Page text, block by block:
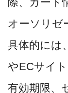
オーソリゼ
具体的には
やECサイ
有効期限、